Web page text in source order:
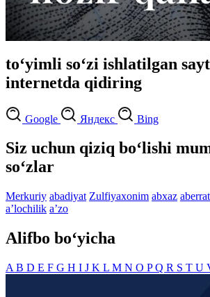
to‘yimli so‘zi ishlatilgan
internetda qidiring
Google Яндекс Bing
Siz uchun qiziq bo‘lishi
so‘zlar
Merkuriy abadiyat Zulfiyaxonim abxaz
aʼlochilik aʼzo
Alifbo bo‘yicha
A B D E F G H I J K L M N O PQ R S T U